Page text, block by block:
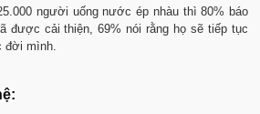
người uống nước ép nhàu thì 80% báo
được cải thiện, 69% nói rằng họ sẽ tiếp tục
đời mình.